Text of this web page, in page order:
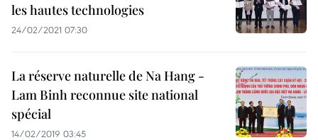
les hautes technologies
24/02/2021 07:30
La réserve naturelle de Na Hang -
Lam Binh reconnue site national
spécial
14/02/2019 03:45